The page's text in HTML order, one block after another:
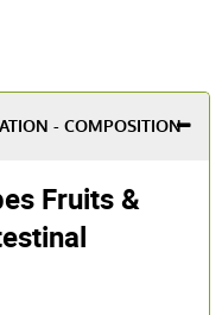
- COMPOSITION
Fruits &